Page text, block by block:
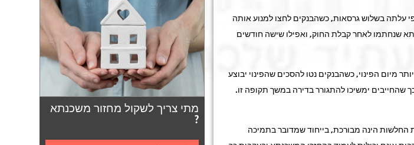
מתי צריך לשקול מחזור משכנתא
?
עלתה בשלוש גרסאות, כשהבנקים לחצו למנוע אותה
שנחתמו לאחר קבלת החוק, ואפילו שישה חודשים
מיום הפינוי, כשהבנקים נטו להסכים שהפינוי יבוצע
שהחייבים ימשיכו להתגורר בדירה במשך תקופה זו.
החלשות הינה מבורכת, בייחוד שמדובר בתמיכה